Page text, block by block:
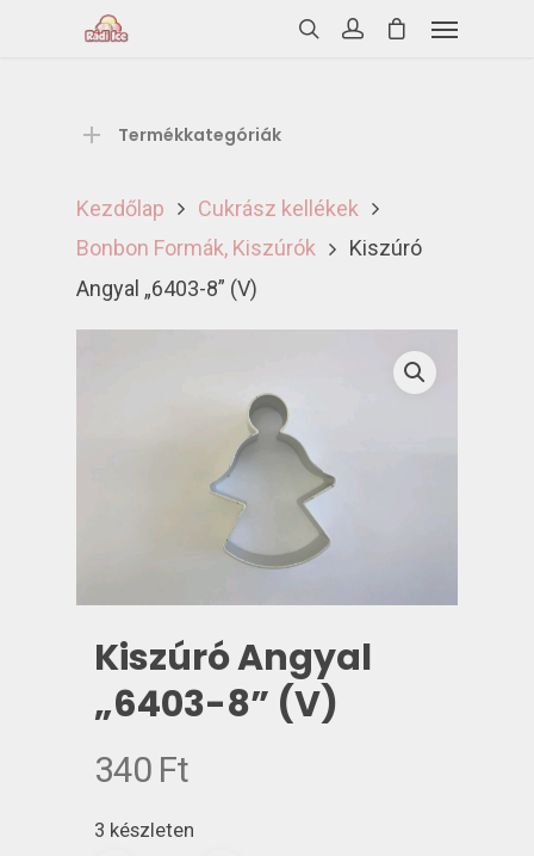
Termékkategóriák
Kezdőlap
Cukrász kellékek
Bonbon Formák, Kiszúrók
Kiszúró
Angyal „6403-8” (V)
Kiszúró Angyal
„6403-8” (V)
340 Ft
3 készleten